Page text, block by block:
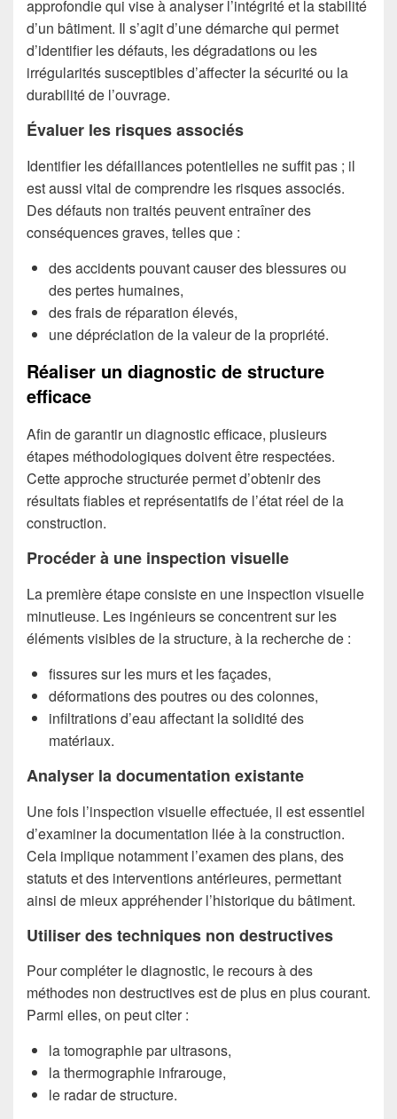
approfondie qui vise à analyser l’intégrité et la stabilité
d’un bâtiment. Il s’agit d’une démarche qui permet
d’identifier les défauts, les dégradations ou les
irrégularités susceptibles d’affecter la sécurité ou la
durabilité de l’ouvrage.
Évaluer les risques associés
Identifier les défaillances potentielles ne suffit pas ; il
est aussi vital de comprendre les risques associés.
Des défauts non traités peuvent entraîner des
conséquences graves, telles que :
des accidents pouvant causer des blessures ou
des pertes humaines,
des frais de réparation élevés,
une dépréciation de la valeur de la propriété.
Réaliser un diagnostic de structure
efficace
Afin de garantir un diagnostic efficace, plusieurs
étapes méthodologiques doivent être respectées.
Cette approche structurée permet d’obtenir des
résultats fiables et représentatifs de l’état réel de la
construction.
Procéder à une inspection visuelle
La première étape consiste en une inspection visuelle
minutieuse. Les ingénieurs se concentrent sur les
éléments visibles de la structure, à la recherche de :
fissures sur les murs et les façades,
déformations des poutres ou des colonnes,
infiltrations d’eau affectant la solidité des
matériaux.
Analyser la documentation existante
Une fois l’inspection visuelle effectuée, il est essentiel
d’examiner la documentation liée à la construction.
Cela implique notamment l’examen des plans, des
statuts et des interventions antérieures, permettant
ainsi de mieux appréhender l’historique du bâtiment.
Utiliser des techniques non destructives
Pour compléter le diagnostic, le recours à des
méthodes non destructives est de plus en plus courant.
Parmi elles, on peut citer :
la tomographie par ultrasons,
la thermographie infrarouge,
le radar de structure.